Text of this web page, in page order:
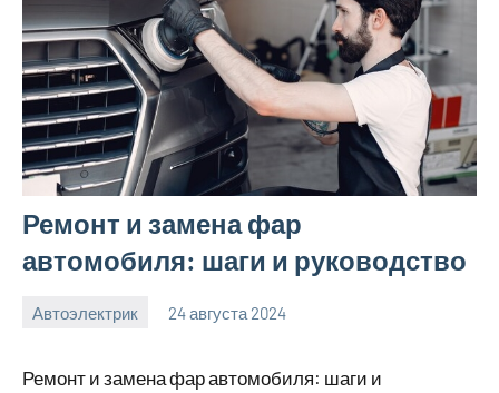
Ремонт и замена фар
автомобиля: шаги и руководство
Автоэлектрик 24 августа 2024
Ремонт и замена фар автомобиля: шаги и